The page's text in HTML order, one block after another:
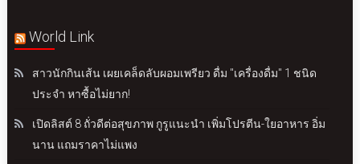
World Link
สาวนักกินเส้น เผยเคล็ดลับผอมเพรียว ดื่ม "เครื่องดื่ม" 1 ชนิด
ประจำ หาซื้อไม่ยาก!
เปิดลิสต์ 8 ถั่วดีต่อสุขภาพ กูรูแนะนำ เพิ่มโปรตีน-ใยอาหาร อิ่ม
นาน แถมราคาไม่แพง